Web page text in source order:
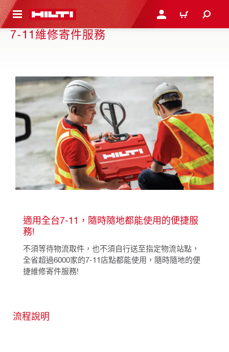
主要內容 登入或註冊購物車
7-11維修寄件服務
適用全台7-11，隨時隨地都能使用的便捷服
務!
不須等待物流取件，也不須自行送至指定物流站點，
全省超過6000家的7-11店點都能使用，隨時隨地的便
捷維修寄件服務!
流程說明